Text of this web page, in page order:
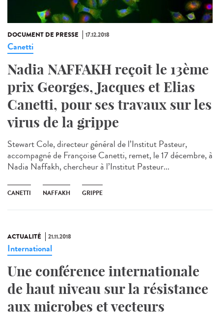
DOCUMENT DE PRESSE 17.12.2018
Canetti
Nadia NAFFAKH reçoit le 13ème
prix Georges, Jacques et Elias
Canetti, pour ses travaux sur les
virus de la grippe
Stewart Cole, directeur général de l’Institut Pasteur,
accompagné de Françoise Canetti, remet, le 17 décembre, à
Nadia Naffakh, chercheur à l’Institut Pasteur...
CANETTI NAFFAKH GRIPPE
ACTUALITÉ 21.11.2018
International
Une conférence internationale
de haut niveau sur la résistance
aux microbes et vecteurs